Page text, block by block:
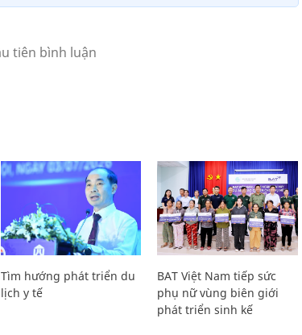
Tìm hướng phát triển du
lịch y tế
BAT Việt Nam tiếp sức
phụ nữ vùng biên giới
phát triển sinh kế